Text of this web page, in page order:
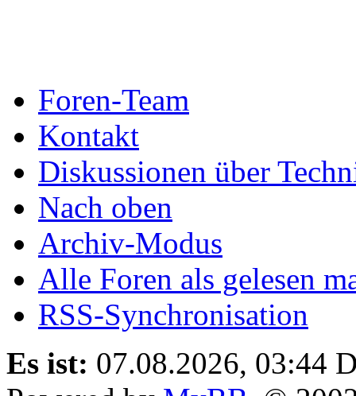
Foren-Team
Kontakt
Diskussionen über
Nach oben
Archiv-Modus
Alle Foren als gelesen
RSS-Synchronisation
Es ist: 07.08.2026, 03:44